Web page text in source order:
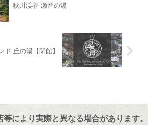
秋川渓谷 瀬音の湯
ド 丘の湯【閉館】
により実際と異なる場合があります。